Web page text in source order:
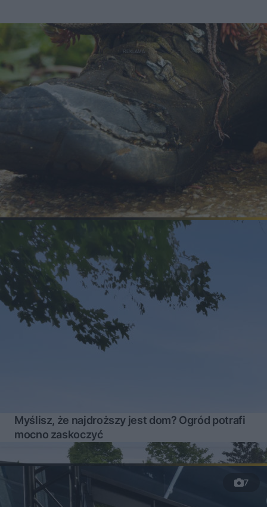
Myślisz, że najdroższy jest dom? Ogród potrafi
mocno zaskoczyć
7